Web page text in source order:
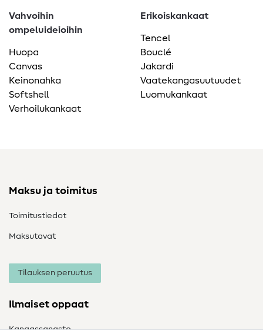
Vahvoihin
ompeluideioihin
Huopa
Canvas
Keinonahka
Softshell
Verhoilukankaat
Erikoiskankaat
Tencel
Bouclé
Jakardi
Vaatekangasuutuudet
Luomukankaat
Maksu ja toimitus
Toimitustiedot
Maksutavat
Tilauksen peruutus
Ilmaiset oppaat
Kangassanasto